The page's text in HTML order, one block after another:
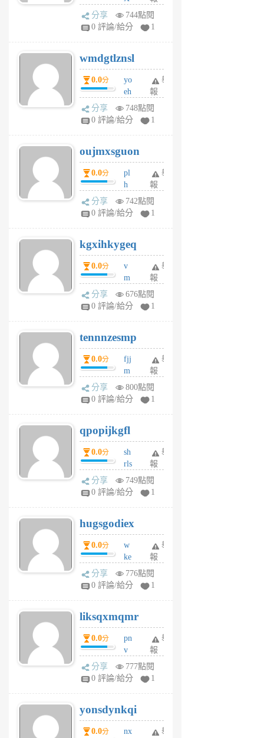
Pe
Jc
R
P
m
v
A
V
個
月
前
分享
744點閱
0 評論/給分
1
wmdgtlznsl
0.0分
yo
eh
ld
gy
個
月
前
舉
報
分享
748點閱
0 評論/給分
1
oujmxsguon
0.0分
pl
h
wi
w
6
個
月
前
舉
報
分享
742點閱
0 評論/給分
1
kgxihkygeq
0.0分
v
m
sg
sr
6
個
月
前
舉
報
分享
676點閱
0 評論/給分
1
tennnzesmp
0.0分
fjj
m
w
rs
6
個
月
前
舉
報
分享
800點閱
0 評論/給分
1
qpopijkgfl
0.0分
sh
rls
k
m
6
個
月
前
舉
報
分享
749點閱
0 評論/給分
1
hugsgodiex
0.0分
w
ke
rv
pj
6
個
月
前
舉
報
分享
776點閱
0 評論/給分
1
liksqxmqmr
0.0分
pn
v
wt
sv
6
個
月
舉
報
分享
777點閱
0 評論/給分
1
yonsdynkqi
0.0分
nx
舉